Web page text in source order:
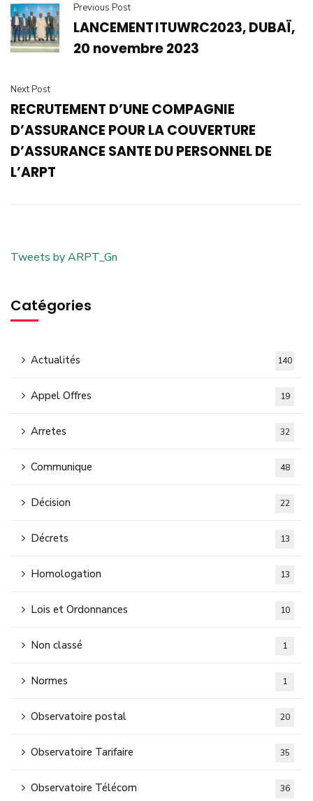
Previous Post
LANCEMENT ITUWRC2023, DUBAÏ,
20 novembre 2023
Next Post
RECRUTEMENT D’UNE COMPAGNIE
D’ASSURANCE POUR LA COUVERTURE
D’ASSURANCE SANTE DU PERSONNEL DE
L’ARPT
Tweets by ARPT_Gn
Catégories
Actualités 140
Appel Offres 19
Arretes 32
Communique 48
Décision 22
Décrets 13
Homologation 13
Lois et Ordonnances 10
Non classé 1
Normes 1
Observatoire postal 20
Observatoire Tarifaire 35
Observatoire Télécom 36